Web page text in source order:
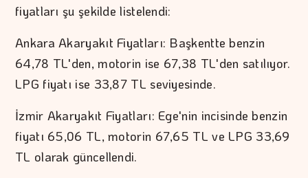
fiyatları şu şekilde listelendi:
Ankara Akaryakıt Fiyatları: Başkentte benzin
64,78 TL'den, motorin ise 67,38 TL'den satılıyor.
LPG fiyatı ise 33,87 TL seviyesinde.
İzmir Akaryakıt Fiyatları: Ege'nin incisinde benzin
fiyatı 65,06 TL, motorin 67,65 TL ve LPG 33,69
TL olarak güncellendi.